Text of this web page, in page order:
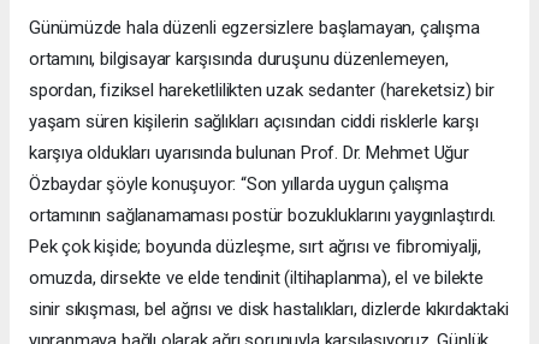
Günümüzde hala düzenli egzersizlere başlamayan, çalışma
ortamını, bilgisayar karşısında duruşunu düzenlemeyen,
spordan, fiziksel hareketlilikten uzak sedanter (hareketsiz) bir
yaşam süren kişilerin sağlıkları açısından ciddi risklerle karşı
karşıya oldukları uyarısında bulunan Prof. Dr. Mehmet Uğur
Özbaydar şöyle konuşuyor: “Son yıllarda uygun çalışma
ortamının sağlanamaması postür bozukluklarını yaygınlaştırdı.
Pek çok kişide; boyunda düzleşme, sırt ağrısı ve fibromiyalji,
omuzda, dirsekte ve elde tendinit (iltihaplanma), el ve bilekte
sinir sıkışması, bel ağrısı ve disk hastalıkları, dizlerde kıkırdaktaki